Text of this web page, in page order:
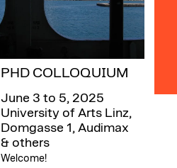
PHD COLLOQUIUM
June 3 to 5, 2025
University of Arts Linz,
Domgasse 1, Audimax
& others
Welcome!